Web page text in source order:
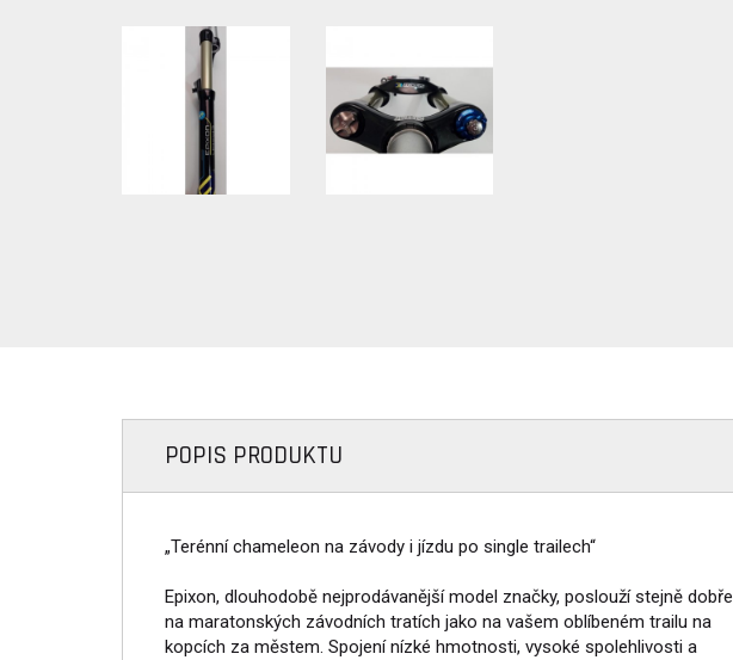
POPIS PRODUKTU
„Terénní chameleon na závody i jízdu po single trailech“
Epixon, dlouhodobě nejprodávanější model značky, poslouží stejně dobře
na maratonských závodních tratích jako na vašem oblíbeném trailu na
kopcích za městem. Spojení nízké hmotnosti, vysoké spolehlivosti a